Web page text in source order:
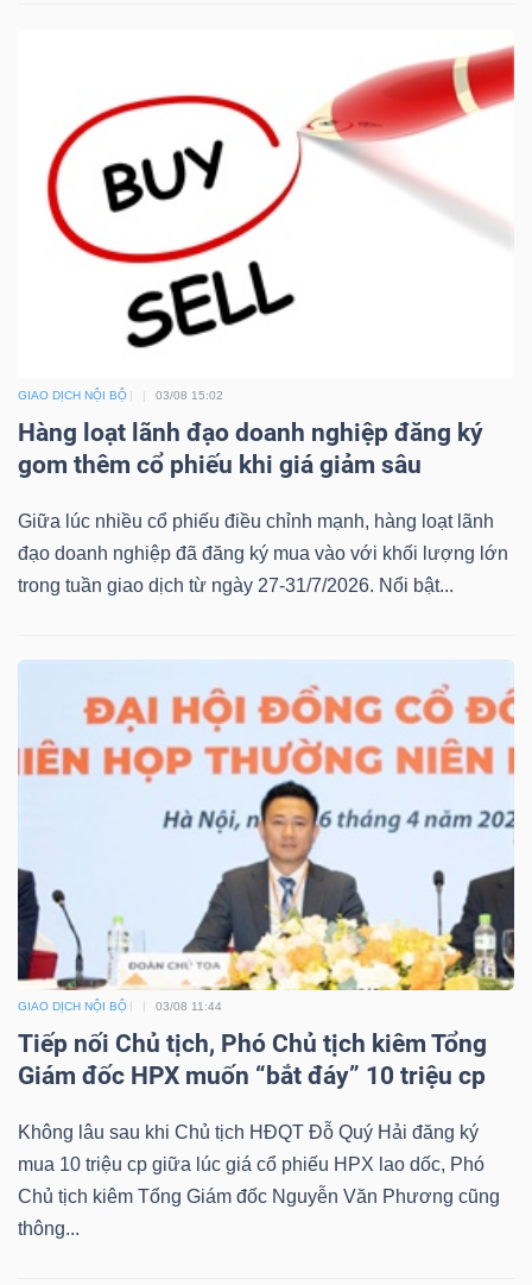
GIAO DỊCH NỘI BỘ 03/08 15:02
Hàng loạt lãnh đạo doanh nghiệp đăng ký
gom thêm cổ phiếu khi giá giảm sâu
Giữa lúc nhiều cổ phiếu điều chỉnh mạnh, hàng loạt lãnh
đạo doanh nghiệp đã đăng ký mua vào với khối lượng lớn
trong tuần giao dịch từ ngày 27-31/7/2026. Nổi bật...
GIAO DỊCH NỘI BỘ 03/08 11:44
Tiếp nối Chủ tịch, Phó Chủ tịch kiêm Tổng
Giám đốc HPX muốn “bắt đáy” 10 triệu cp
Không lâu sau khi Chủ tịch HĐQT Đỗ Quý Hải đăng ký
mua 10 triệu cp giữa lúc giá cổ phiếu HPX lao dốc, Phó
Chủ tịch kiêm Tổng Giám đốc Nguyễn Văn Phương cũng
thông...
ĐỘNG
SẢN
Tất cả Cổ phiếu
Lãnh
(-)
Tất cả Người nội bộ Người liên quan Cổ đông lớn
Tin
của
tác
giả
(-)
Báo
cáo
tích
(-)